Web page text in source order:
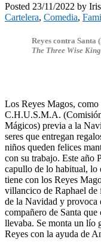
Posted 23/11/2022 by
Cartelera, Comedia,
Reyes contra Santa
The Three Wise
Los Reyes Magos,
C.H.U.S.M.A.
Mágicos) previa a la
seres que entregan
niños queden felices
con su trabajo. Este año
capullo de lo habitual, lo
tiene con los Reyes
villancico de Raphael
de la Navidad y provoca
compañero de Santa
llevaba. Se monta un lío
Reyes con la ayuda de